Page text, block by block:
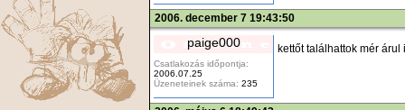
2006. december 7 19:43:50
paige000
Csatlakozás időpontja:
2006.07.25
Üzeneteinek száma: 235
kettőt találhattok mér